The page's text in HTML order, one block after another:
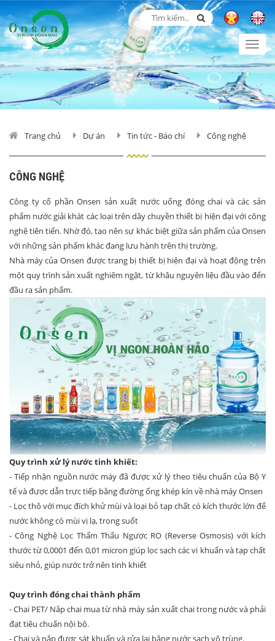
Trang chủ Dự án Tin tức - Báo chí Công nghệ
CÔNG NGHỆ
Công ty cổ phần Onsen sản xuất nước uống đóng chai và các sản
phẩm nước giải khát các loại trên dây chuyền thiết bị hiện đại với công
nghệ tiên tiến. Nhờ đó, tạo nên sự khác biệt giữa sản phẩm của Onsen
với những sản phẩm khác đang lưu hành trên thị trường.
Nhà máy của Onsen được trang bị thiết bị hiện đại và hoạt động trên
một quy trình sản xuất nghiêm ngặt, từ khâu nguyên liệu đầu vào đến
đầu ra sản phẩm.
Quy trình xử lý nước tinh khiết:
- Tiếp nhận nguồn nước máy đã được xử lý theo tiêu chuẩn của Bộ Y
tế và được dẫn trực tiếp bằng đường ống khép kín về nhà máy Onsen
- Lọc thô với mục đích khử mùi và loại bỏ tạp chất có kích thước lớn để
nước không có mùi vị lạ, trong suốt
- Công Nghệ Lọc Thẩm Thấu Ngược RO (Reverse Osmosis) với kích
thước từ 0,0001 đến 0,01 micron giúp lọc sạch các vi khuẩn và tạp chất
siêu nhỏ, giúp nước trở nên tinh khiết
Quy trình đóng chai thành phẩm
- Chai PET/ Nắp chai mua từ nhà máy sản xuất chai trong nước và phải
đạt tiêu chuẩn nội bộ.
- Chai và nắp được sát khuẩn và rửa lại bằng nước sạch vô trùng.